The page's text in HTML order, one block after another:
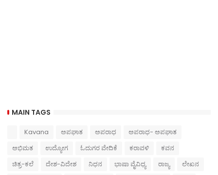
MAIN TAGS
Kavana ಅಪಘಾತ ಅಪರಾಧ
ಅಪರಾಧ- ಅಪಘಾತ
ಅಭಿಮತ
ಉದ್ಯೋಗ ಓದುಗರ ವೇದಿಕೆ ಕರಾವಳಿ
ಕವನ
ಚಿತ್ರ-ಕಲೆ
ದೇಶ-ವಿದೇಶ ನಿಧನ ಭಾಷಾ ವೈವಿಧ್ಯ ರಾಜ್ಯ
ಲೇಖನ